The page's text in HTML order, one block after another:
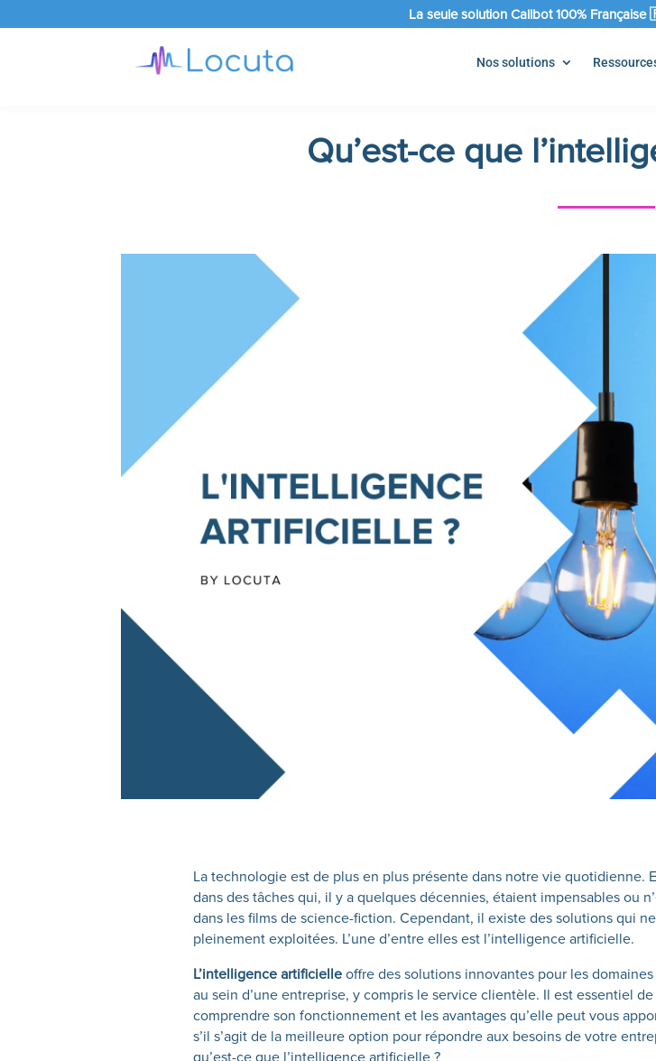
La seule solution Callbot 100%
Nos solutions
Qu’est-ce que
La technologie est de plus en plus présente dans notre vie quotidienne.
dans des tâches qui, il y a quelques décennies, étaient impensables ou
dans les films de science-fiction. Cependant, il existe des solutions qui
pleinement exploitées. L’une d’entre elles est l’intelligence artificielle.
L’intelligence artificielleoffre des solutions innovantes pour les
au sein d’une entreprise, y compris le service clientèle. Il est essentiel
comprendre son fonctionnement et les avantages qu’elle peut vous
s’il s’agit de la meilleure option pour répondre aux besoins de votre
qu’est-ce que l’intelligence artificielle ?